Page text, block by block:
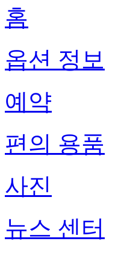
홈
옵션 정보
예약
편의 용품
사진
뉴스 센터